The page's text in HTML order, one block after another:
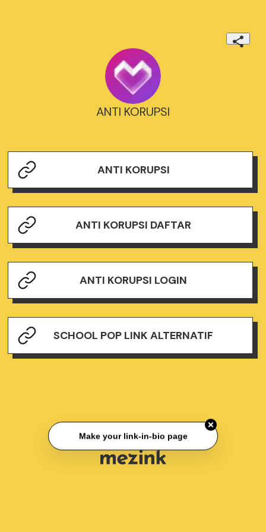
ANTI KORUPSI
ANTI KORUPSI
ANTI KORUPSI DAFTAR
ANTI KORUPSI LOGIN
SCHOOL POP LINK ALTERNATIF
Make your link-in-bio page